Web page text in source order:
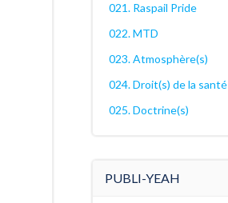
021. Raspail Pride
022. MTD
023. Atmosphère(s)
024. Droit(s) de la santé
025. Doctrine(s)
PUBLI-YEAH